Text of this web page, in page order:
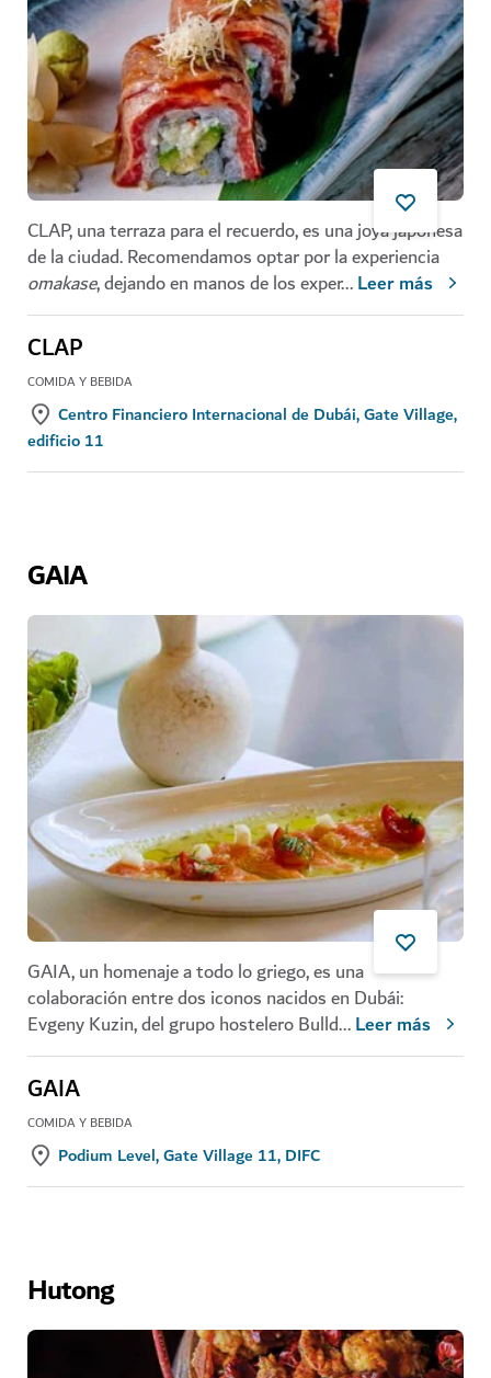
CLAP, una terraza para el recuerdo, es una joya japonesa
de la ciudad. Recomendamos optar por la experiencia
omakase, dejando en manos de los exper...Leer más
CLAP
COMIDA Y BEBIDA
Centro Financiero Internacional de Dubái, Gate Village,
edificio 11
GAIA
GAIA, un homenaje a todo lo griego, es una
colaboración entre dos iconos nacidos en Dubái:
Evgeny Kuzin, del grupo hostelero Bulld...Leer más
GAIA
COMIDA Y BEBIDA
Podium Level, Gate Village 11, DIFC
Hutong